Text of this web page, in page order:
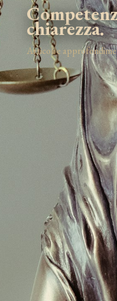
chiarezza.
Articoli e